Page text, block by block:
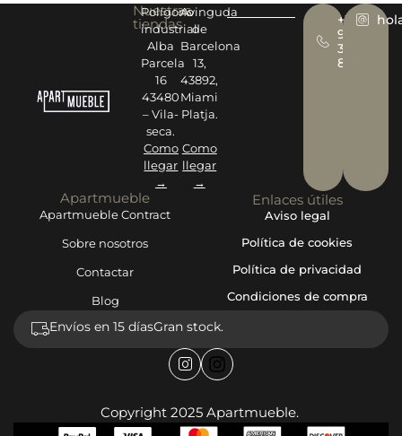
Nuestras
tiendas
Polígono
industrial
Alba
Parcela
16
43480
– Vila-
seca.
Como
llegar
→
Avinguda
de
Barcelona
13,
43892,
Miami
Platja.
Como
llegar
→
+34
977
393
878
Apartmueble
Apartmueble Contract
Sobre nosotros
Contactar
Blog
Enlaces útiles
Aviso legal
Política de cookies
Política de privacidad
Condiciones de compra
Envíos en 15 díasGran stock.
Copyright 2025 Apartmueble.